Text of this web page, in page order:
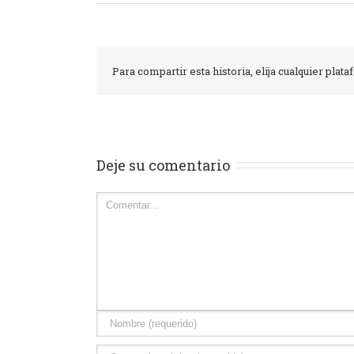
Para compartir esta historia, elija cualquier
Deje su comentario